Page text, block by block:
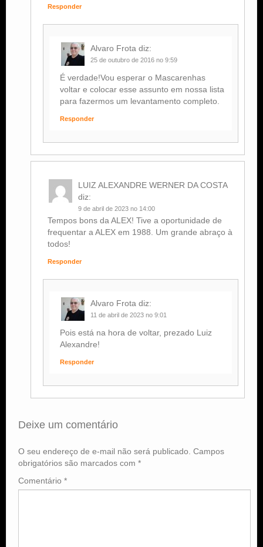
Responder
Alvaro Frota diz:
25 de outubro de 2016 no 9:59
É verdade!Vou esperar o Mascarenhas
voltar e colocar esse assunto em nossa lista
para fazermos um levantamento completo.
Responder
LUIZ ALEXANDRE WERNER DA COSTA
diz:
9 de abril de 2023 no 14:00
Tempos bons da ALEX! Tive a oportunidade de
frequentar a ALEX em 1988. Um grande abraço à
todos!
Responder
Alvaro Frota diz:
11 de abril de 2023 no 9:01
Pois está na hora de voltar, prezado Luiz
Alexandre!
Responder
Deixe um comentário
O seu endereço de e-mail não será publicado. Campos
obrigatórios são marcados com *
Comentário *